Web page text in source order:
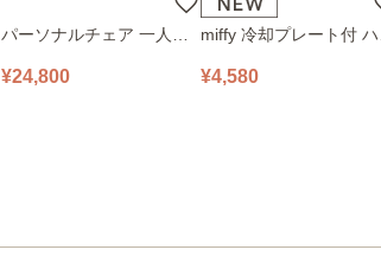
パーソナルチェア 一人掛
ブルーグレー
¥24,800
miffy 冷却プレート付 ハ
ピンク
¥4,580